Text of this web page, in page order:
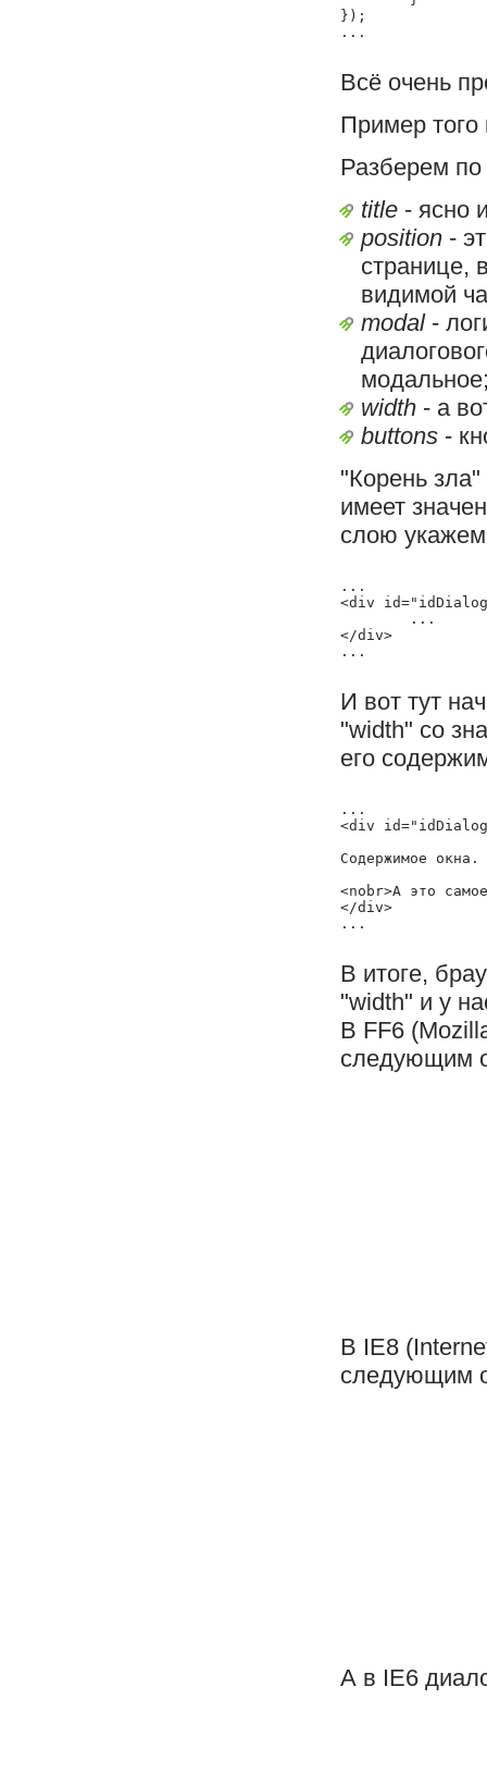
});
Всё очень
Пример того
Разберем по
title - ясно
position -
странице,
видимой
modal-
width - а
buttons -
"Корень
имеет
слою
...
<div
</div>
И вот тут
"width" со
его
...
<div
Содержимое окна.
<nobr>А это
</div>
В итоге,
"width" и у
В FF6
следующим
В IE8
следующим
А в IE6